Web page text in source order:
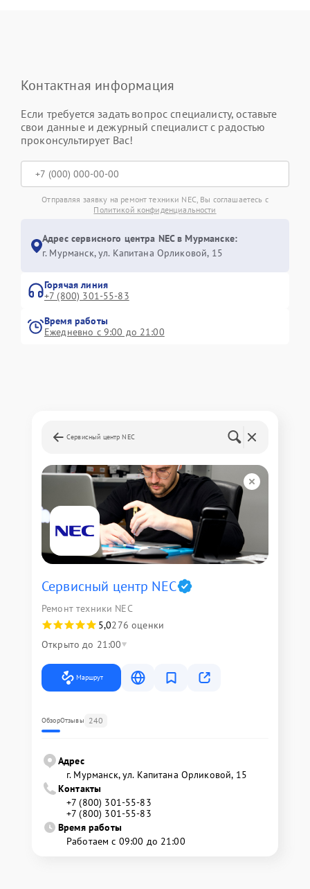
Контактная информация
Если требуется задать вопрос специалисту, оставьте
свои данные и дежурный специалист с радостью
проконсультирует Вас!
Отправляя заявку на ремонт техники NEC, Вы соглашаетесь с
Политикой конфиденциальности
Адрес сервисного центра NEC в Мурманске:
г. Мурманск, ул. Капитана Орликовой, 15
Горячая линия
+7 (800) 301-55-83
Время работы
Ежедневно с 9:00 до 21:00
Сервисный центр NEC
Сервисный центр NEC
Ремонт техники NEC
5,0276 оценки
Открыто до 21:00
Маршрут
ОбзорОтзывы 240
Адрес
г. Мурманск, ул. Капитана Орликовой, 15
Контакты
+7 (800) 301-55-83
+7 (800) 301-55-83
Время работы
Работаем с 09:00 до 21:00